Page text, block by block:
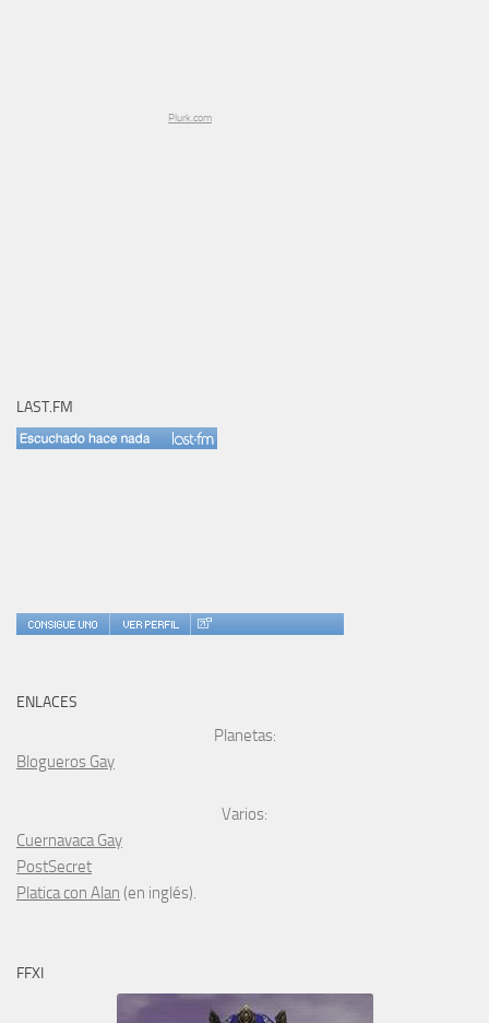
Plurk.com
LAST.FM
ENLACES
Planetas:
Blogueros Gay
Varios:
Cuernavaca Gay
PostSecret
Platica con Alan (en inglés).
FFXI